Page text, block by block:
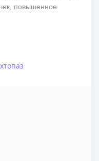
повышенное